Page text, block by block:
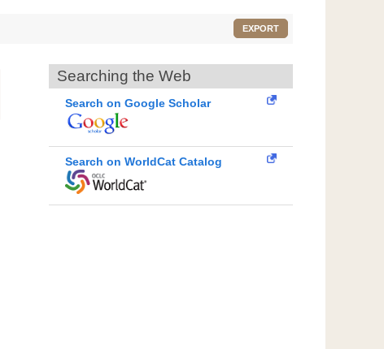
EXPORT
Searching the Web
Search on Google Scholar
Search on WorldCat Catalog